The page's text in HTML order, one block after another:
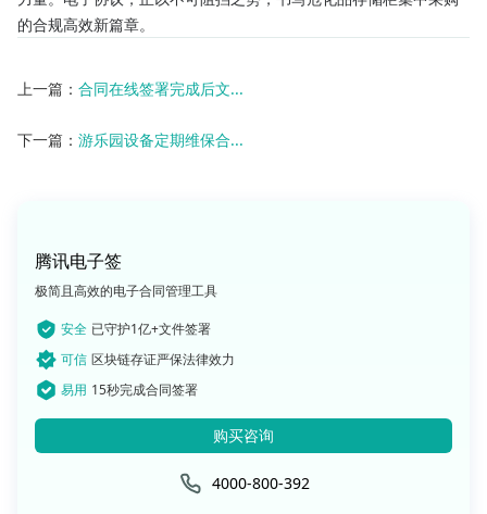
的合规高效新篇章。
上一篇： 合同在线签署完成后文...
下一篇： 游乐园设备定期维保合...
腾讯电子签
极简且高效的电子合同管理工具
安全 已守护1亿+文件签署
可信 区块链存证严保法律效力
易用 15秒完成合同签署
购买咨询
4000-800-392